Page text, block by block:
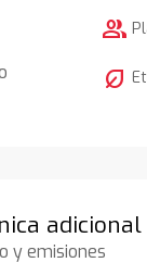
group
nest_eco_leaf
adicional
y emisiones